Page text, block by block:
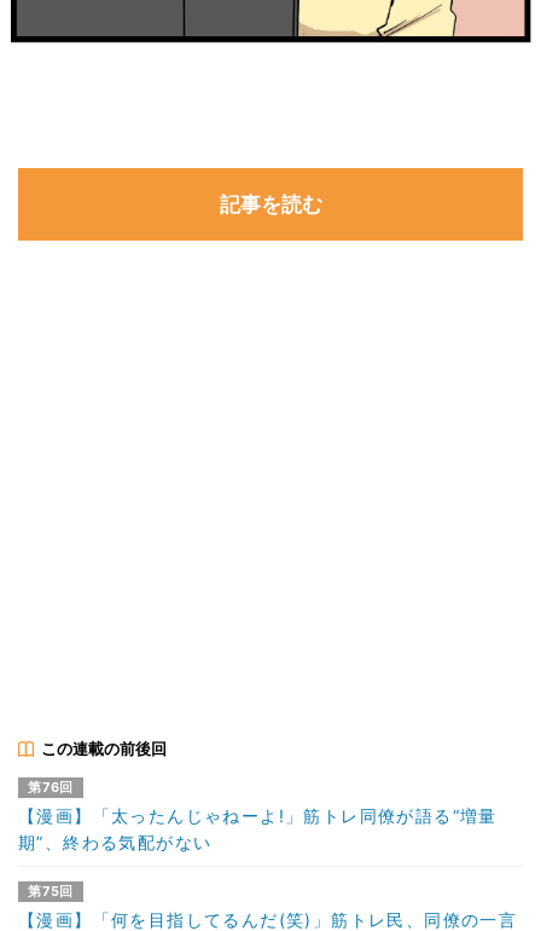
記事を読む
この連載の前後回
第76回
【漫画】「太ったんじゃねーよ!」筋トレ同僚が語る“増量
期”、終わる気配がない
第75回
【漫画】「何を目指してるんだ(笑)」筋トレ民、同僚の一言